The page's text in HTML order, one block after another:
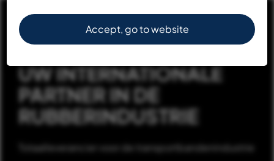
UW INTERNATIONALE
PARTNER IN DE
RUBBERINDUSTRIE
Totaalleverancier voor de transportbandenindustrie
Accept, go to website